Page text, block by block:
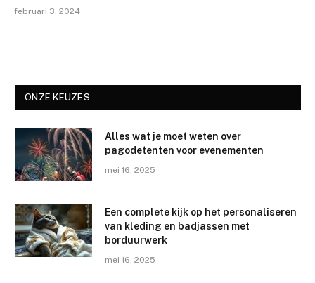
februari 3, 2024
ONZE KEUZES
Alles wat je moet weten over
pagodetenten voor evenementen
mei 16, 2025
Een complete kijk op het personaliseren
van kleding en badjassen met
borduurwerk
mei 16, 2025